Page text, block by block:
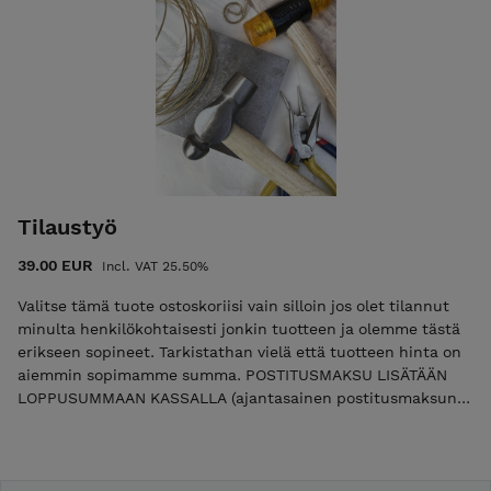
puhelimitse.
SIJAINTI:
Työpisteeni sijaitsee Jyväskylässä Keljonkankaalla,
olet tervetullut asioimaan myös täällä. Ota yhteyttä
niin sovitaan hyvä ajankohta!
uniikkeja kappaleita, verkkokauppani voi ajoittain olla
hieman tyhjillään mutta tässäpä lista paikoista, joista
POPPER DESIGN, Jyväskylä
LOV!T -KÄSITYÖPUOTI, Helsinki
(+verkkokauppa)
Tilaustyö
39.00 EUR Incl. VAT 25.50%
Valitse tämä tuote ostoskoriisi vain silloin jos olet tilannut
minulta henkilökohtaisesti jonkin tuotteen ja olemme tästä
erikseen sopineet. Tarkistathan vielä että tuotteen hinta on
aiemmin sopimamme summa. POSTITUSMAKSU LISÄTÄÄN
LOPPUSUMMAAN KASSALLA (ajantasainen postitusmaksun